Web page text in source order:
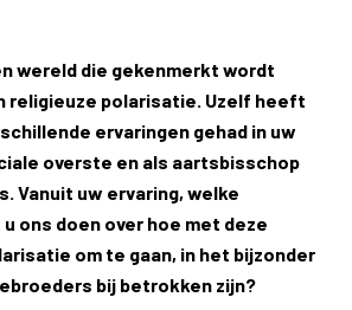
wereld die gekenmerkt wordt
religieuze polarisatie. Uzelf heeft
ervaringen gehad in uw
overste en als aartsbisschop
Vanuit uw ervaring, welke
ons doen over hoe met deze
om te gaan, in het bijzonder
bij betrokken zijn?